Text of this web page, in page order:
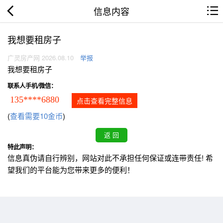
信息内容
我想要租房子
广灵房产网 2026.08.10 举报
我想要租房子
联系人手机/微信：
135****6880 点击查看完整信息
(查看需要10金币)
特此声明：
信息真伪请自行辨别，网站对此不承担任何保证或连带责任! 希
望我们的平台能为您带来更多的便利！